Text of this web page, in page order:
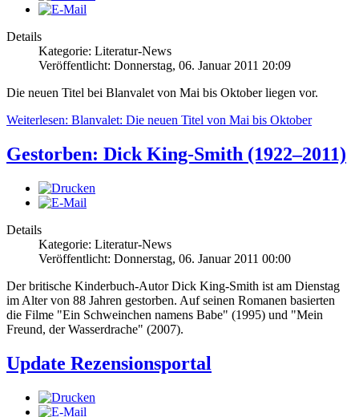
Details
Kategorie: Literatur-News
Veröffentlicht: Donnerstag, 06. Januar 2011 20:09
Die neuen Titel bei Blanvalet von Mai bis Oktober liegen vor.
Weiterlesen: Blanvalet: Die neuen Titel von Mai bis Oktober
Gestorben: Dick King-Smith (1922–2011)
Details
Kategorie: Literatur-News
Veröffentlicht: Donnerstag, 06. Januar 2011 00:00
Der britische Kinderbuch-Autor Dick King-Smith ist am Dienstag
im Alter von 88 Jahren gestorben. Auf seinen Romanen basierten
die Filme "Ein Schweinchen namens Babe" (1995) und "Mein
Freund, der Wasserdrache" (2007).
Update Rezensionsportal